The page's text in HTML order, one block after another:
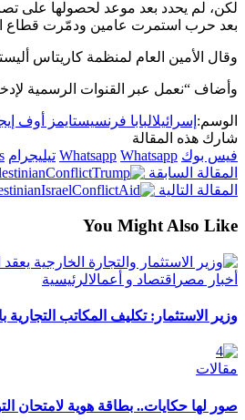
لكن، لم يحدد بعد موعد لحصولها على
بعد حرب استمرت عامين ودمّرت قطاع
وقال الأمين العام لمنظمة كاريتاس
وأضاف “نعمل عبر القنوات الرسمية
الوسم: إسرائيلالبابا فرنسيستايمز أوف
شارك هذه المقالة
فيس بوك
Whatsapp Whatsapp تيليجرام
المقالة السابقة
المقالة التالية
You Might Also Like
أخبار مصر اقتصاد و أعمالالرئيسية
وزير الاستثمار: تكليف المكاتب
مقالات
صور لها حكايات.. بطاقة هوية لامتحان